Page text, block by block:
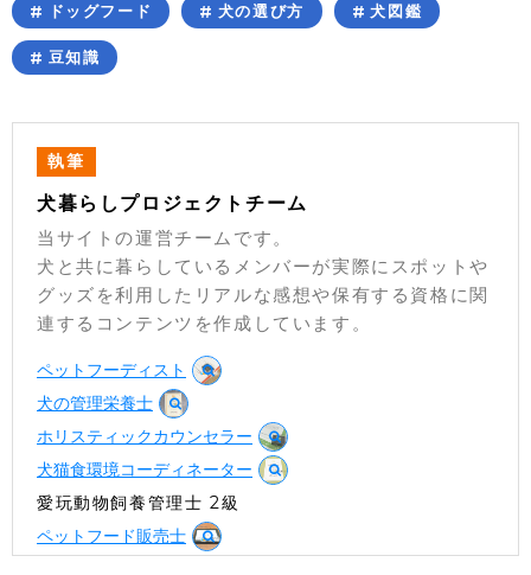
ドッグフード 犬の選び方 犬図鑑
豆知識
執筆
犬暮らしプロジェクトチーム
当サイトの運営チームです。
犬と共に暮らしているメンバーが実際にスポットや
グッズを利用したリアルな感想や保有する資格に関
連するコンテンツを作成しています。
ペットフーディスト
犬の管理栄養士
ホリスティックカウンセラー
犬猫食環境コーディネーター
愛玩動物飼養管理士 2級
ペットフード販売士